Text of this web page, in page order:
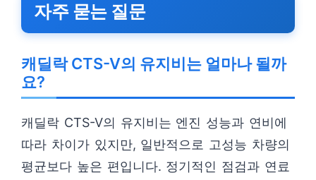
자주 묻는 질문
캐딜락 CTS-V의 유지비는 얼마나 될까
요?
캐딜락 CTS-V의 유지비는 엔진 성능과 연비에
따라 차이가 있지만, 일반적으로 고성능 차량의
평균보다 높은 편입니다. 정기적인 점검과 연료